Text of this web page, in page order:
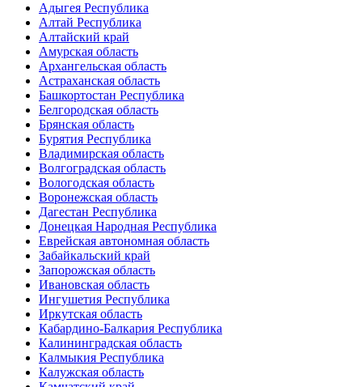
Адыгея Республика
Алтай Республика
Алтайский край
Амурская область
Архангельская область
Астраханская область
Башкортостан Республика
Белгородская область
Брянская область
Бурятия Республика
Владимирская область
Волгоградская область
Вологодская область
Воронежская область
Дагестан Республика
Донецкая Народная Республика
Еврейская автономная область
Забайкальский край
Запорожская область
Ивановская область
Ингушетия Республика
Иркутская область
Кабардино-Балкария Республика
Калининградская область
Калмыкия Республика
Калужская область